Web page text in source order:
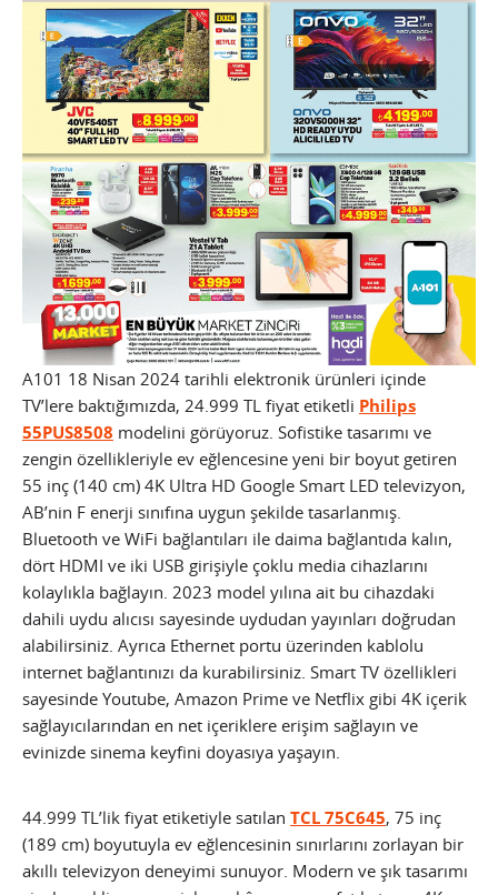
A101 18 Nisan 2024 tarihli elektronik ürünleri içinde
TV’lere baktığımızda, 24.999 TL fiyat etiketli Philips
55PUS8508 modelini görüyoruz. Sofistike tasarımı ve
zengin özellikleriyle ev eğlencesine yeni bir boyut getiren
55 inç (140 cm) 4K Ultra HD Google Smart LED televizyon,
AB’nin F enerji sınıfına uygun şekilde tasarlanmış.
Bluetooth ve WiFi bağlantıları ile daima bağlantıda kalın,
dört HDMI ve iki USB girişiyle çoklu media cihazlarını
kolaylıkla bağlayın. 2023 model yılına ait bu cihazdaki
dahili uydu alıcısı sayesinde uydudan yayınları doğrudan
alabilirsiniz. Ayrıca Ethernet portu üzerinden kablolu
internet bağlantınızı da kurabilirsiniz. Smart TV özellikleri
sayesinde Youtube, Amazon Prime ve Netflix gibi 4K içerik
sağlayıcılarından en net içeriklere erişim sağlayın ve
evinizde sinema keyfini doyasıya yaşayın.
44.999 TL’lik fiyat etiketiyle satılan TCL 75C645, 75 inç
(189 cm) boyutuyla ev eğlencesinin sınırlarını zorlayan bir
akıllı televizyon deneyimi sunuyor. Modern ve şık tasarımı